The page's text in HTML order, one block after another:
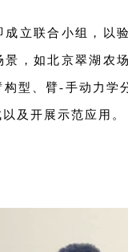
立联合小组，以
，如北京翠湖农
型、臂-手动力学
及开展示范应用。